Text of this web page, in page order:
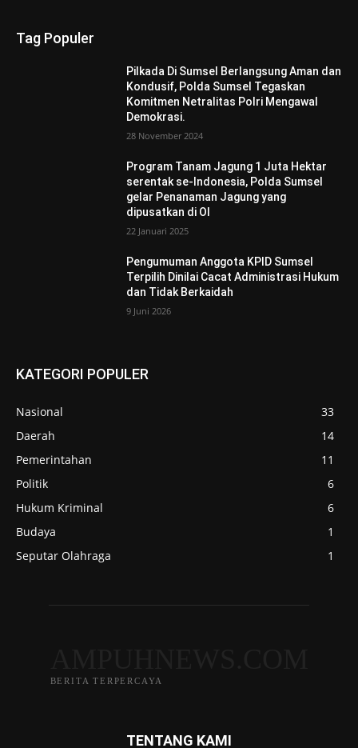
Tag Populer
Pilkada Di Sumsel Berlangsung Aman dan
Kondusif, Polda Sumsel Tegaskan
Komitmen Netralitas Polri Mengawal
Demokrasi.
28 November 2024
Program Tanam Jagung 1 Juta Hektar
serentak se-Indonesia, Polda Sumsel
gelar Penanaman Jagung yang
dipusatkan di OI
22 Januari 2025
Pengumuman Anggota KPID Sumsel
Terpilih Dinilai Cacat Administrasi Hukum
dan Tidak Berkaidah
9 Juni 2026
KATEGORI POPULER
Nasional
33
Daerah
14
Pemerintahan
11
Politik
6
Hukum Kriminal
6
Budaya
1
Seputar Olahraga
1
BERITA TERPERCAYA
TENTANG KAMI